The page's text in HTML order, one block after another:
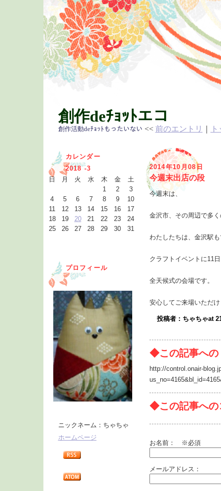
創作deﾁｮｯﾄエコ
創作活動deﾁｮｯﾄもったいない
カレンダー
2018 -3
日
月 火 水 木 金
土
1
2
3
4
5 6 7 8 9
10
11
12 13 14 15 16
17
18
19 20 21 22 23
24
25
26 27 28 29 30 31
プロフィール
ニックネーム：ちゃちゃ
ホームページ
<< 前のエントリ
2014年10月08日
今週末出店の段
今週末は、
金沢市、その周辺で多
わたしたちは、金沢駅
クラフトイベントに11
全天候式の会場です。
安心してご来場いただ
投稿者：ちゃちゃat
◆この記事への
http://control.onair-
◆この記事への
お名前： ※必須
メールアドレス：